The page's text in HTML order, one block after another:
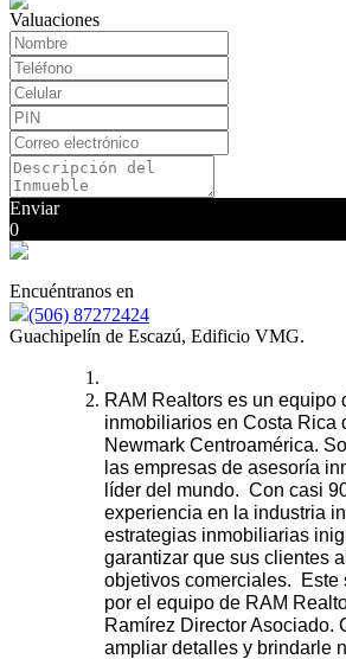
Valuaciones
Enviar
0
Encuéntranos en
(506) 87272424
Guachipelín de Escazú, Edificio VMG.
RAM Realtors es un equipo
inmobiliarios en Costa Rica
Newmark Centroamérica.
las empresas de asesoría
líder del mundo. Con casi
experiencia en la industria
estrategias inmobiliarias
garantizar que sus clientes
objetivos comerciales. Este
por el equipo de RAM
Ramírez Director Asociado.
ampliar detalles y brindarle